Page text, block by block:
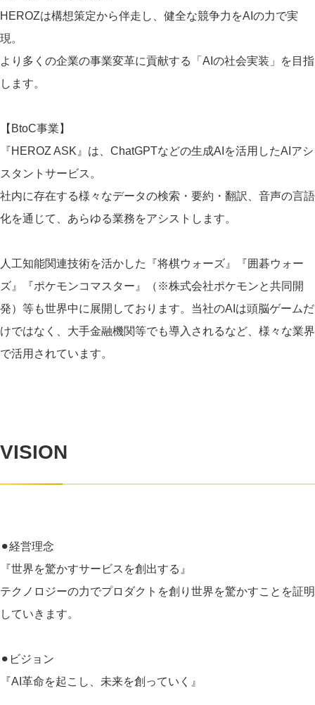
HEROZは構想策定から伴走し、健全な競争力をAIの力で実
現。
より多くの企業の事業変革に貢献する「AIの社会実装」を目指
します。
【BtoC事業】
『HEROZ ASK』は、ChatGPTなどの生成AIを活用したAIアシ
スタントサービス。
社内に存在する様々なデータの検索・要約・翻訳、音声の言語
化を通じて、あらゆる業務をアシストします。
人工知能関連技術を活かした『将棋ウォーズ』『囲碁ウォー
ズ』『ポケモンコマスター』（※株式会社ポケモンと共同開
発）等も世界中に展開しております。当社のAIは頭脳ゲームだ
けではなく、大手金融機関等でも導入されるなど、様々な業界
で活用されています。
VISION
⚫︎経営理念
『世界を驚かすサービスを創出する』
テクノロジーの力でプロダクトを創り世界を驚かすことを証明
していきます。
⚫︎ビジョン
『AI革命を起こし、未来を創っていく』